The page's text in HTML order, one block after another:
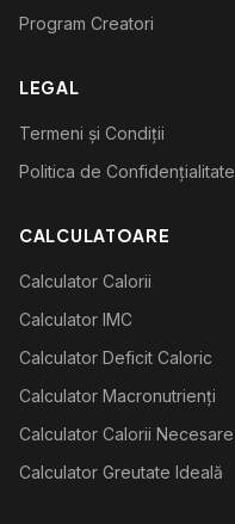
Program Creatori
LEGAL
Termeni și Condiții
Politica de Confidențialitate
CALCULATOARE
Calculator Calorii
Calculator IMC
Calculator Deficit Caloric
Calculator Macronutrienți
Calculator Calorii Necesare
Calculator Greutate Ideală